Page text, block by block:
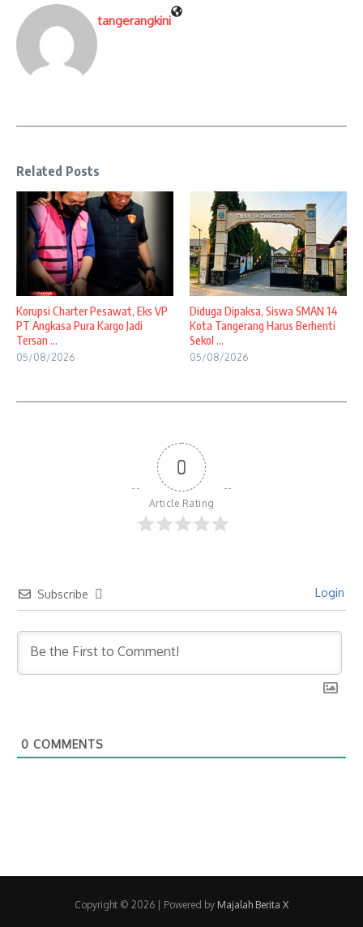
tangerangkini
Related Posts
Korupsi Charter Pesawat, Eks VP
PT Angkasa Pura Kargo Jadi
Tersan ...
05/08/2026
Diduga Dipaksa, Siswa SMAN 14
Kota Tangerang Harus Berhenti
Sekol ...
05/08/2026
0
Article Rating
Subscribe Login
0 COMMENTS
Copyright © 2026 | Powered by Majalah Berita X